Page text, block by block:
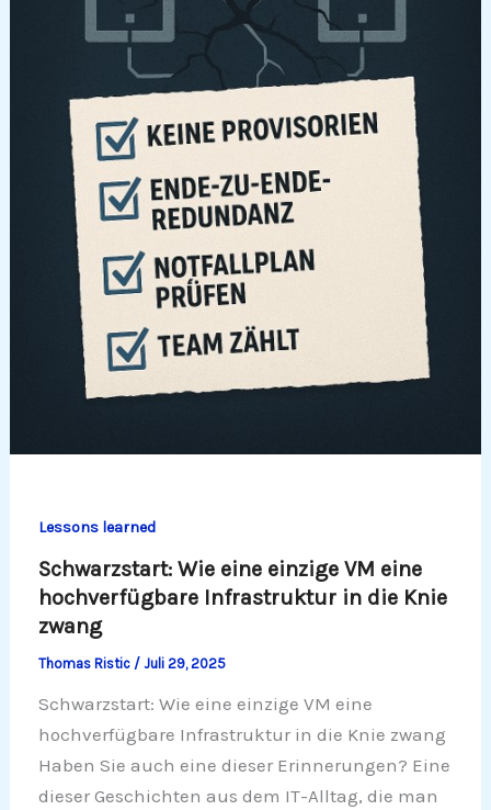
Lessons learned
Schwarzstart: Wie eine einzige VM eine
hochverfügbare Infrastruktur in die Knie
zwang
Thomas Ristic / Juli 29, 2025
Schwarzstart: Wie eine einzige VM eine
hochverfügbare Infrastruktur in die Knie zwang
Haben Sie auch eine dieser Erinnerungen? Eine
dieser Geschichten aus dem IT-Alltag, die man